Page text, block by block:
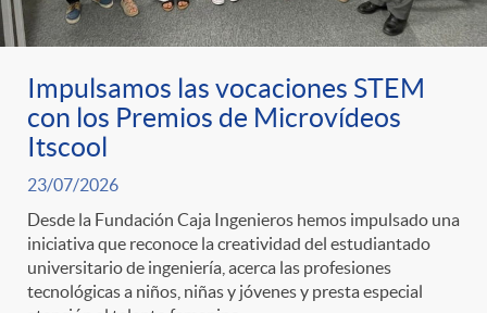
F
i
l
t
o
n
t
e
Impulsamos las vocaciones STEM
con los Premios de Microvídeos
Itscool
23/07/2026
Desde la Fundación Caja Ingenieros hemos impulsado una
iniciativa que reconoce la creatividad del estudiantado
universitario de ingeniería, acerca las profesiones
tecnológicas a niños, niñas y jóvenes y presta especial